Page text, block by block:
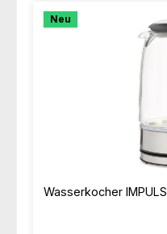
Neu
Wasserkocher IMPULS